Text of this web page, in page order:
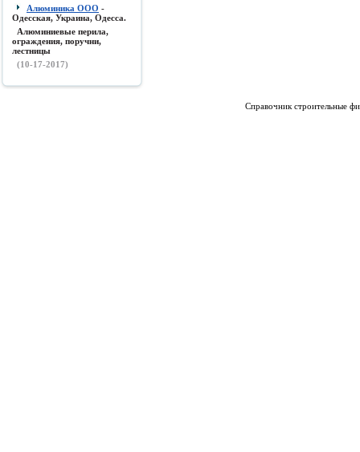
Алюминика ООО -
Одесская, Украина, Одесса.
Алюминиевые перила,
ограждения, поручни,
лестницы
(10-17-2017)
Справочник строительные